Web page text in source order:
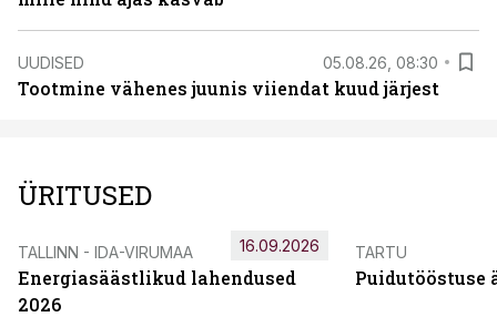
UUDISED 05.08.26, 08:30
Tootmine vähenes juunis viiendat kuud järjest
ÜRITUSED
TALLINN - IDA-VIRUMAA
Energiasäästlikud lahendused
2026
16.09.2026 TARTU
Puidutööstuse